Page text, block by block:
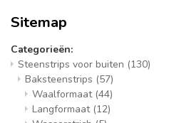
Sitemap
Categorieën:
Steenstrips voor buiten (130)
Baksteenstrips (57)
Waalformaat (44)
Langformaat (12)